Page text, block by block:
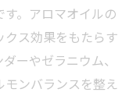
。アロマオイルの
ス効果をもたらす
ーやゼラニウム、
ンバランスを整え